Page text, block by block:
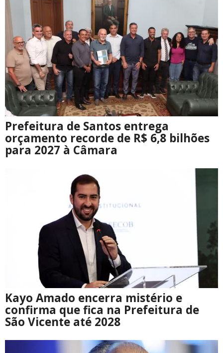
Prefeitura de Santos entrega
orçamento recorde de R$ 6,8 bilhões
para 2027 à Câmara
Kayo Amado encerra mistério e
confirma que fica na Prefeitura de
São Vicente até 2028